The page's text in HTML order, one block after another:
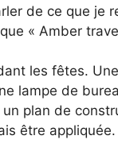
de ce que je
« Amber
les fêtes.
lampe de
plan de
être appliquée.